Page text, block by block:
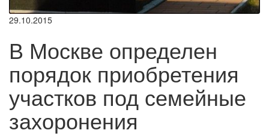
29.10.2015
В Москве определен
порядок приобретения
участков под семейные
захоронения